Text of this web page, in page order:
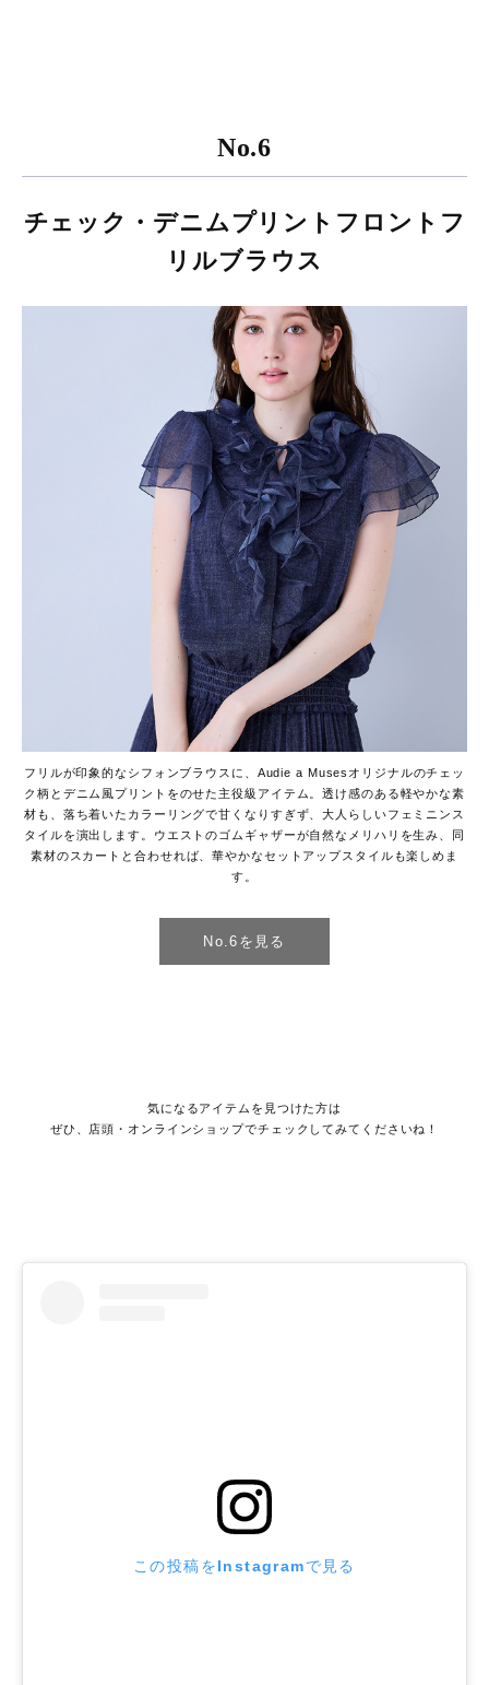
No.6
チェック・デニムプリントフロントフ
リルブラウス
フリルが印象的なシフォンブラウスに、Audie a Musesオリジナルのチェッ
ク柄とデニム風プリントをのせた主役級アイテム。透け感のある軽やかな素
材も、落ち着いたカラーリングで甘くなりすぎず、大人らしいフェミニンス
タイルを演出します。ウエストのゴムギャザーが自然なメリハリを生み、同
素材のスカートと合わせれば、華やかなセットアップスタイルも楽しめま
す。
No.6を見る
気になるアイテムを見つけた方は
ぜひ、店頭・オンラインショップでチェックしてみてくださいね！
この投稿をInstagramで見る